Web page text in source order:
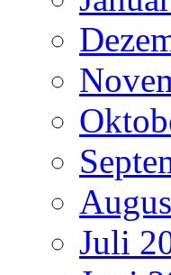
Juli